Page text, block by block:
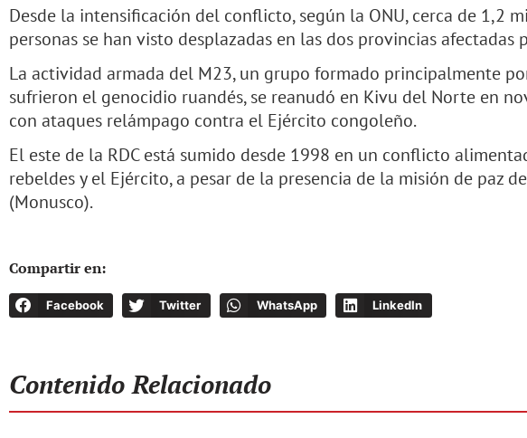
Desde la intensificación del conflicto, según la ONU, cerca de 1,2
personas se han visto desplazadas en las dos provincias
La actividad armada del M23, un grupo formado principalmente
sufrieron el genocidio ruandés, se reanudó en Kivu del Norte en
con ataques relámpago contra el Ejército congoleño.
El este de la RDC está sumido desde 1998 en un conflicto
rebeldes y el Ejército, a pesar de la presencia de la misión de paz
(Monusco).
Compartir en:
Facebook Twitter WhatsApp LinkedIn
Contenido Relacionado